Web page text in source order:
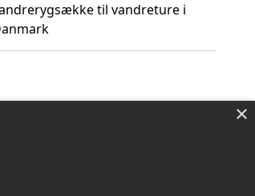
til vandreture i
×